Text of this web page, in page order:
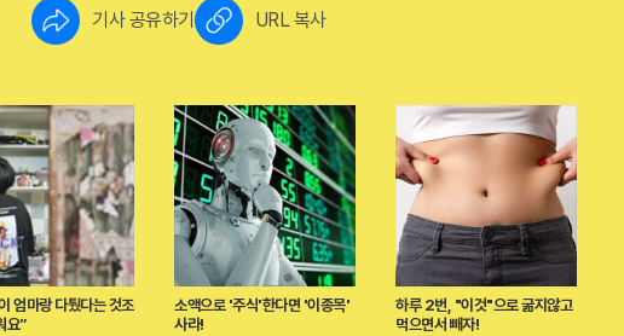
기사 공유하기 URL 복사
엄마랑 다퉜다는 것조
요”
소액으로 '주식'한다면 '이종목'
사라!
하루 2번, "이것"으로 굶지않고
먹으면서 빼자!